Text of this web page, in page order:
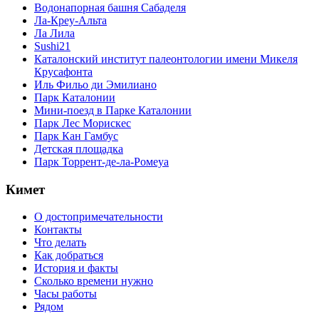
Водонапорная башня Сабаделя
Ла-Креу-Альта
Ла Лила
Sushi21
Каталонский институт палеонтологии имени Микеля
Крусафонта
Иль Фильо ди Эмилиано
Парк Каталонии
Мини-поезд в Парке Каталонии
Парк Лес Морискес
Парк Кан Гамбус
Детская площадка
Парк Торрент-де-ла-Ромеуа
Кимет
О достопримечательности
Контакты
Что делать
Как добраться
История и факты
Сколько времени нужно
Часы работы
Рядом